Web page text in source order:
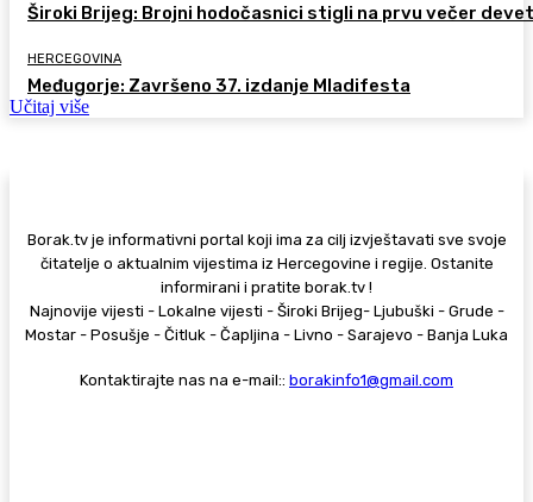
Široki Brijeg: Brojni hodočasnici stigli na prvu večer
HERCEGOVINA
Međugorje: Završeno 37. izdanje Mladifesta
Učitaj više
Borak.tv je informativni portal koji ima za cilj izvještavati sve svoje
čitatelje o aktualnim vijestima iz Hercegovine i regije. Ostanite
informirani i pratite borak.tv !
Najnovije vijesti - Lokalne vijesti - Široki Brijeg- Ljubuški - Grude -
Mostar - Posušje - Čitluk - Čapljina - Livno - Sarajevo - Banja Luka
Kontaktirajte nas na e-mail:: borakinfo1@gmail.com